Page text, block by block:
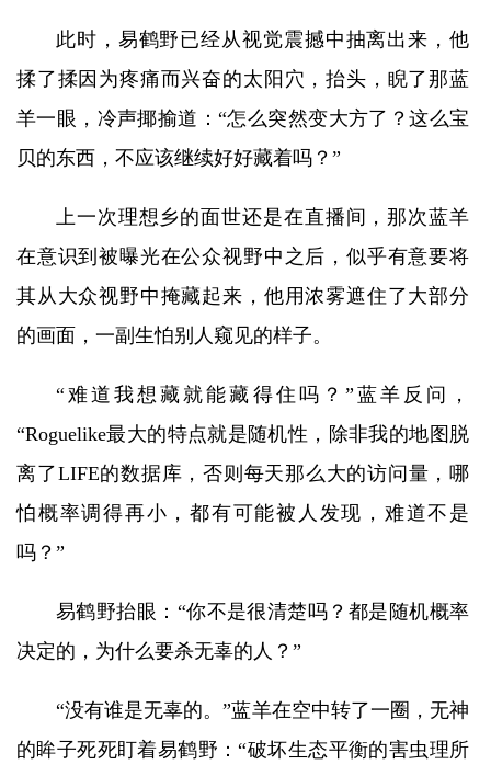
此时，易鹤野已经从视觉震撼中抽离出来，他
揉了揉因为疼痛而兴奋的太阳穴，抬头，睨了那蓝
羊一眼，冷声揶揄道：“怎么突然变大方了？这么宝
贝的东西，不应该继续好好藏着吗？”
上一次理想乡的面世还是在直播间，那次蓝羊
在意识到被曝光在公众视野中之后，似乎有意要将
其从大众视野中掩藏起来，他用浓雾遮住了大部分
的画面，一副生怕别人窥见的样子。
“难道我想藏就能藏得住吗？”蓝羊反问，
“Roguelike最大的特点就是随机性，除非我的地图脱
离了LIFE的数据库，否则每天那么大的访问量，哪
怕概率调得再小，都有可能被人发现，难道不是
吗？”
易鹤野抬眼：“你不是很清楚吗？都是随机概率
决定的，为什么要杀无辜的人？”
“没有谁是无辜的。”蓝羊在空中转了一圈，无神
的眸子死死盯着易鹤野：“破坏生态平衡的害虫理所